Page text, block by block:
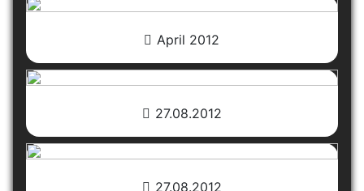
April 2012
27.08.2012
27.08.2012